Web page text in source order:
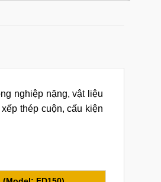
nghiệp nặng, vật liệu
thép cuộn, cấu kiện